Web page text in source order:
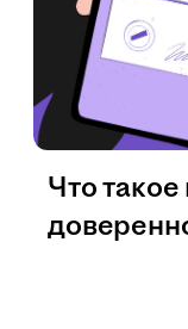
Что